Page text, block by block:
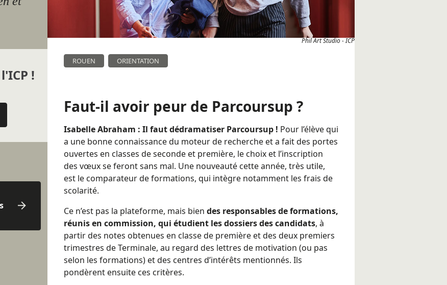
!
Phil Art Studio - ICP
ROUEN ORIENTATION
Faut-il avoir peur de Parcoursup ?
Isabelle Abraham : Il faut dédramatiser Parcoursup ! Pour l’élève qui
a une bonne connaissance du moteur de recherche et a fait des portes
ouvertes en classes de seconde et première, le choix et l’inscription
des vœux se feront sans mal. Une nouveauté cette année, très utile,
est le comparateur de formations, qui intègre notamment les frais de
scolarité.
Ce n’est pas la plateforme, mais bien des responsables de formations,
réunis en commission, qui étudient les dossiers des candidats, à
partir des notes obtenues en classe de première et des deux premiers
trimestres de Terminale, au regard des lettres de motivation (ou pas
selon les formations) et des centres d’intérêts mentionnés. Ils
pondèrent ensuite ces critères.